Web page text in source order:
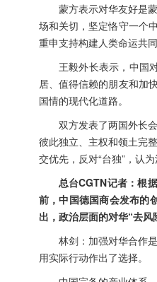
蒙方表示对华友好是
场和关切，坚定恪守一个
重申支持构建人类命运共
王毅外长表示，中国
居、值得信赖的朋友和加
国情的现代化道路。
双方发表了两国外长
彼此独立、主权和领土完
交优先，反对“台独”，认
总台CGTN记者：根
前，中国德国商会发布的
出，政治层面的对华“去
林剑：加强对华合作
用实际行动作出了选择。